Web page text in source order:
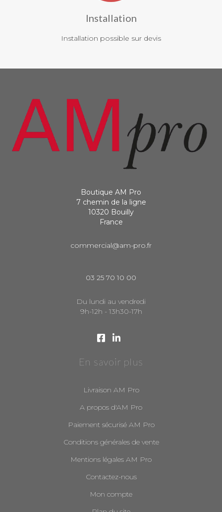
Installation
Installation possible sur devis
Boutique AM Pro
7 chemin de la ligne
10320 Bouilly
France
commercial@am-pro.fr
03 25 70 10 00
Du lundi au vendredi
9h-12h - 13h30-17h
En savoir plus
Livraison AM Pro
A propos d'AM Pro
Paiement sécurisé AM Pro
Conditions générales de vente
Mentions légales AM Pro
Contactez-nous
Mon compte